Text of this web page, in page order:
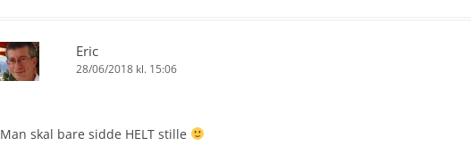
Eric
28/06/2018 kl. 15:06
Man skal bare sidde HELT stille